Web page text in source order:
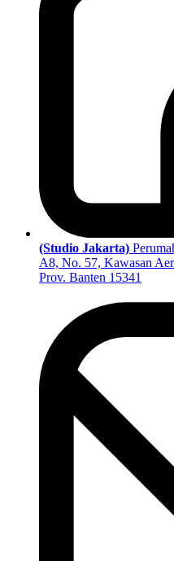
(Studio Jakarta)
A8, No. 57, Kawasan
Prov. Banten 15341